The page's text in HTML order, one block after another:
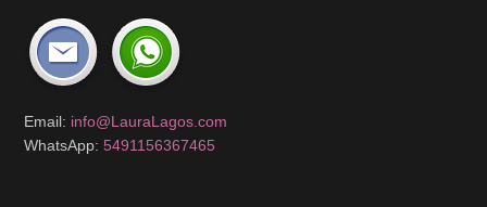
Email: info@LauraLagos.com
WhatsApp:5491156367465